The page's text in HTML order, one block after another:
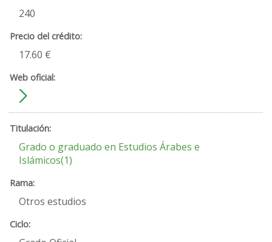
240
17.60 €
Grado o graduado en Estudios Árabes e
Islámicos(1)
Otros estudios